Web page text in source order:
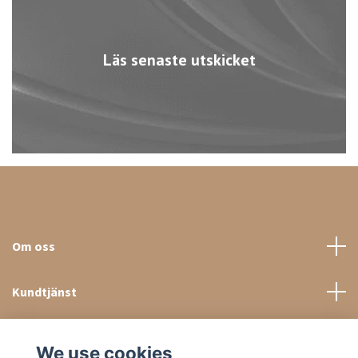
Läs senaste utskicket
Om oss
Kundtjänst
We use cookies